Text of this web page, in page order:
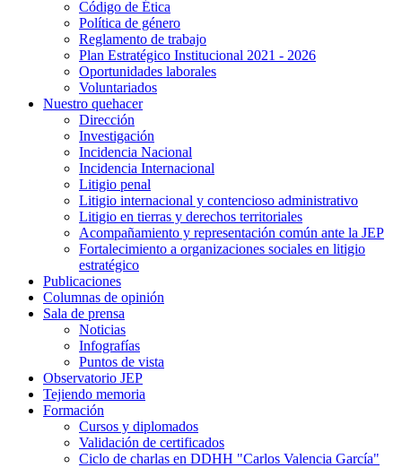
Código de Ética
Política de género
Reglamento de trabajo
Plan Estratégico Institucional 2021 - 2026
Oportunidades laborales
Voluntariados
Nuestro quehacer
Dirección
Investigación
Incidencia Nacional
Incidencia Internacional
Litigio penal
Litigio internacional y contencioso administrativo
Litigio en tierras y derechos territoriales
Acompañamiento y representación común ante la JEP
Fortalecimiento a organizaciones sociales en litigio
estratégico
Publicaciones
Columnas de opinión
Sala de prensa
Noticias
Infografías
Puntos de vista
Observatorio JEP
Tejiendo memoria
Formación
Cursos y diplomados
Validación de certificados
Ciclo de charlas en DDHH "Carlos Valencia García"